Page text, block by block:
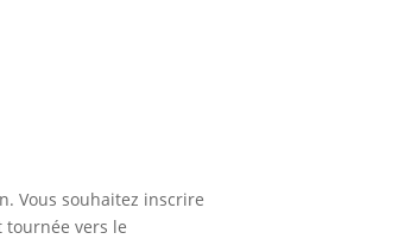
Vous souhaitez inscrire
tournée vers le